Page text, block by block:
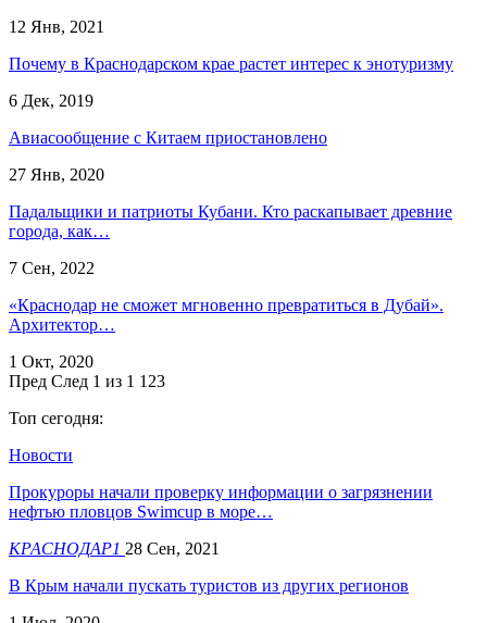
12 Янв, 2021
Почему в Краснодарском крае растет интерес к энотуризму
6 Дек, 2019
Авиасообщение с Китаем приостановлено
27 Янв, 2020
Падальщики и патриоты Кубани. Кто раскапывает древние
города, как…
7 Сен, 2022
«Краснодар не сможет мгновенно превратиться в Дубай».
Архитектор…
1 Окт, 2020
Пред След 1 из 1 123
Топ сегодня:
Новости
​Прокуроры начали проверку информации о загрязнении
нефтью пловцов Swimcup в море…
КРАСНОДАР1 28 Сен, 2021
В Крым начали пускать туристов из других регионов